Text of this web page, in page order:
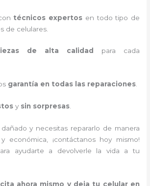
técnicos expertos en todo tipo de
de celulares.
de alta calidad
para cada
garantía en todas las reparaciones.
y sin sorpresas
y necesitas repararlo de manera
económica, ¡contáctanos hoy mismo!
ayudarte a devolverle la vida a tu
ahora mismo y deja tu celular en